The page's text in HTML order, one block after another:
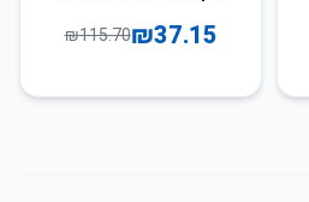
₪37.15
₪115.70